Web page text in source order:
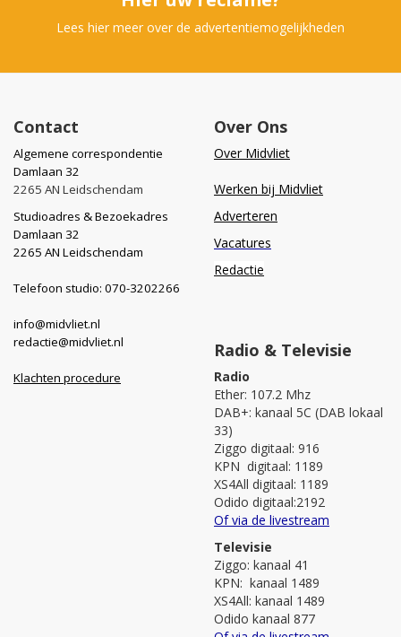
Lees hier meer over de advertentiemogelijkheden
Contact
Algemene correspondentie
Damlaan 32
2265 AN Leidschendam
Studioadres & Bezoekadres
Damlaan 32
2265 AN Leidschendam
Telefoon studio: 070-3202266
info@midvliet.nl
redactie@midvliet.nl
Klachten procedure
Over Ons
Over Midvliet
Werken bij Midvliet
Adverteren
Vacatures
Redactie
Radio & Televisie
Radio
Ether: 107.2 Mhz
DAB+: kanaal 5C (DAB lokaal
33)
Ziggo digitaal: 916
KPN digitaal: 1189
XS4All digitaal: 1189
Odido digitaal:2192
Of via de livestream
Televisie
Ziggo: kanaal 41
KPN: kanaal 1489
XS4All: kanaal 1489
Odido kanaal 877